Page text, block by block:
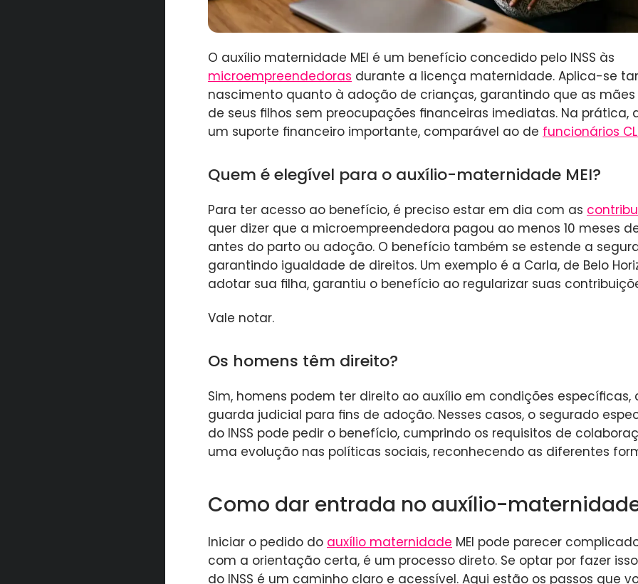
O auxílio maternidade MEI é um benefício concedido pelo INSS às
microempreendedoras durante a licença maternidade. Aplica-se
nascimento quanto à adoção de crianças, garantindo que as
de seus filhos sem preocupações financeiras imediatas. Na prática,
um suporte financeiro importante, comparável ao de funcionários
Quem é elegível para o auxílio-maternidade MEI?
Para ter acesso ao benefício, é preciso estar em dia com as
quer dizer que a microempreendedora pagou ao menos 10 meses
antes do parto ou adoção. O benefício também se estende a
garantindo igualdade de direitos. Um exemplo é a Carla, de Belo
adotar sua filha, garantiu o benefício ao regularizar suas
Vale notar.
Os homens têm direito?
Sim, homens podem ter direito ao auxílio em condições
guarda judicial para fins de adoção. Nesses casos, o segurado
do INSS pode pedir o benefício, cumprindo os requisitos de
uma evolução nas políticas sociais, reconhecendo as diferentes
Como dar entrada no auxílio-maternidade
Iniciar o pedido do auxílio maternidade MEI pode parecer
com a orientação certa, é um processo direto. Se optar por fazer
do INSS é um caminho claro e acessível. Aqui estão os passos que